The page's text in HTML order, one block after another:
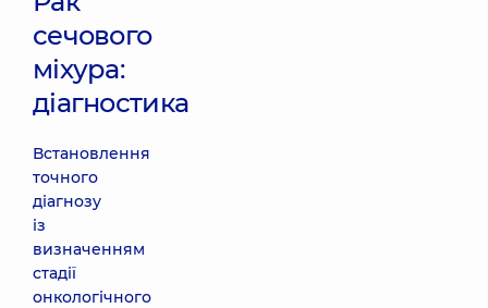
сечового
міхура:
діагностика
Встановлення
точного
діагнозу
із
визначенням
стадії
онкологічного